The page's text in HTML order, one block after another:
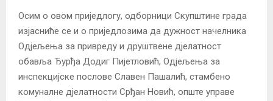
Осим о овом приједлогу, одборници Скупштине града
изјасниће се и о приједлозима да дужност начелника
Одјељења за привреду и друштвене дјелатност
обавља Ђурђа Додиг Пијетловић, Одјељења за
инспекцијске послове Славен Пашалић, стамбено
комуналне дјелатности Срђан Новић, опште управе